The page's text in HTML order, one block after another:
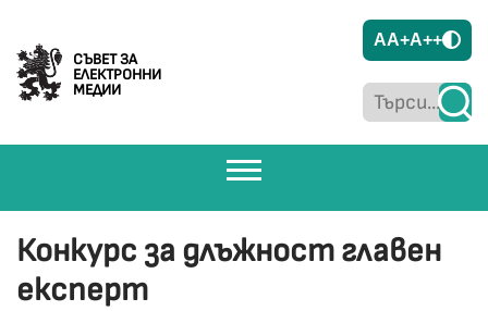
СЪВЕТ ЗА
ЕЛЕКТРОННИ
МЕДИИ
AA+A++
Конкурс за длъжност главен
експерт